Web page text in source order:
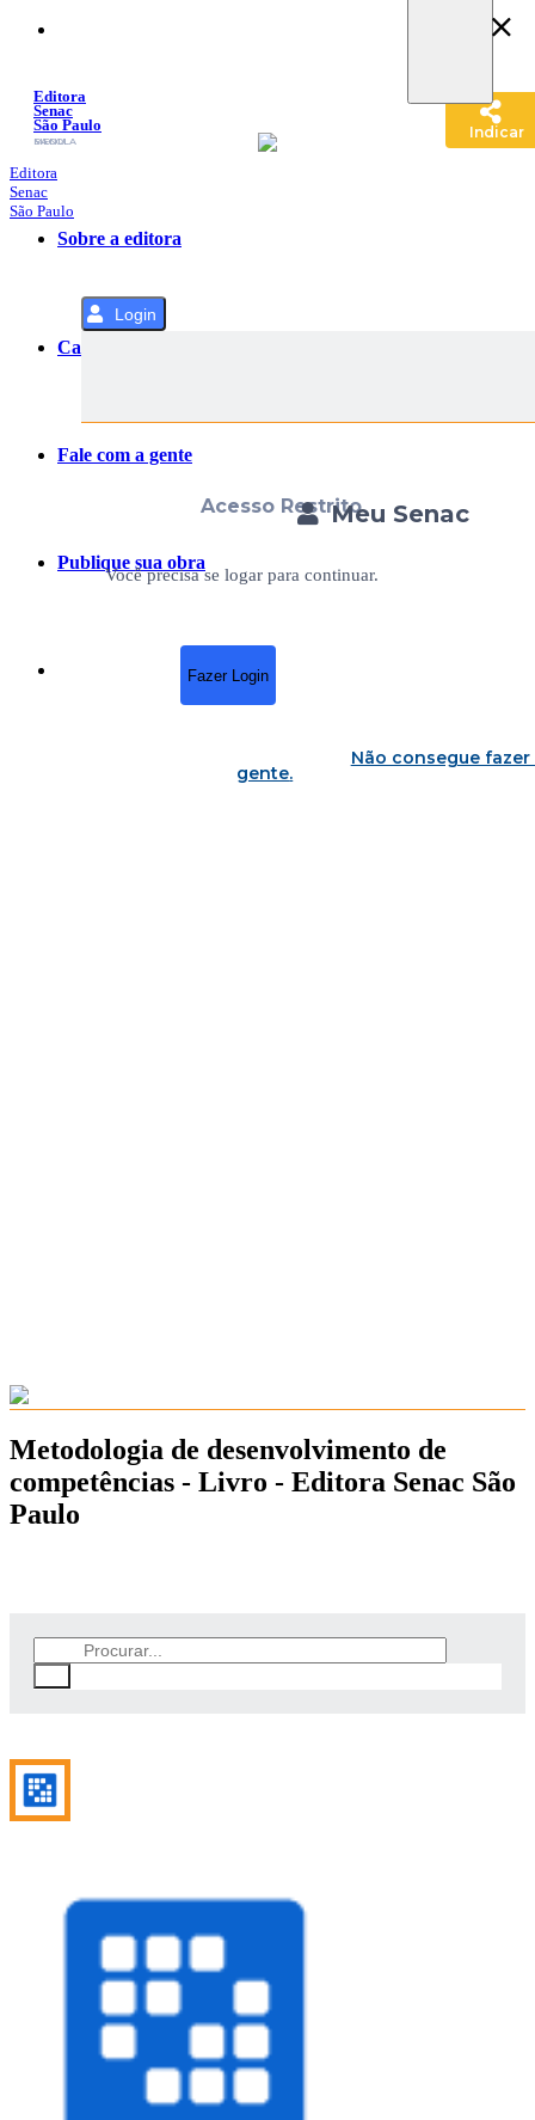
Conteúdo
Editora
Senac
São Paulo
SACOLA
MENU
Editora
Senac
São Paulo
Sobre a editora
Categorias
Fale com a gente
Publique sua obra
Login
Meu Senac
Acesso Restrito
Você precisa se logar para continuar.
Fazer Login
Não consegue
gente.
Metodologia de desenvolvimento de
competências - Livro - Editora Senac São
Paulo
Indicar